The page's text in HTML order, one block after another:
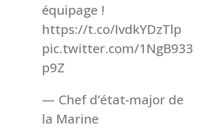
équipage !
https://t.co/IvdkYDzTlp
pic.twitter.com/1NgB933
p9Z
— Chef d’état-major de
la Marine